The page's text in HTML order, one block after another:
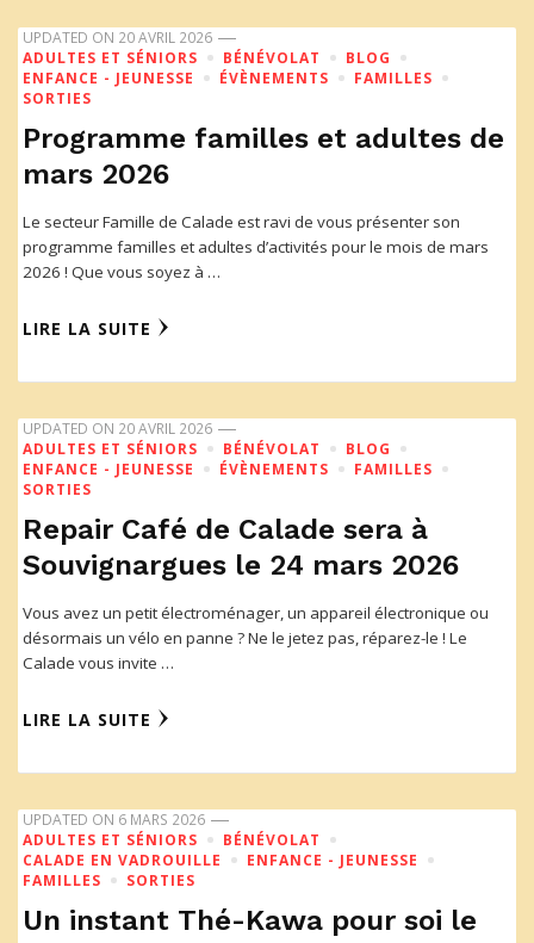
UPDATED ON 20 AVRIL 2026
ADULTES ET SÉNIORS
BÉNÉVOLAT
BLOG
ENFANCE - JEUNESSE
ÉVÈNEMENTS
FAMILLES
SORTIES
Programme familles et adultes de
mars 2026
Le secteur Famille de Calade est ravi de vous présenter son
programme familles et adultes d’activités pour le mois de mars
2026 ! Que vous soyez à …
LIRE LA SUITE
UPDATED ON 20 AVRIL 2026
ADULTES ET SÉNIORS
BÉNÉVOLAT
BLOG
ENFANCE - JEUNESSE
ÉVÈNEMENTS
FAMILLES
SORTIES
Repair Café de Calade sera à
Souvignargues le 24 mars 2026
Vous avez un petit électroménager, un appareil électronique ou
désormais un vélo en panne ? Ne le jetez pas, réparez-le ! Le
Calade vous invite …
LIRE LA SUITE
UPDATED ON 6 MARS 2026
ADULTES ET SÉNIORS
BÉNÉVOLAT
CALADE EN VADROUILLE
ENFANCE - JEUNESSE
FAMILLES
SORTIES
Un instant Thé-Kawa pour soi le